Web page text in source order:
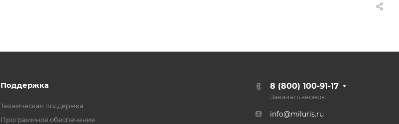
Поддержка
Техническая поддержка
Программное обеспечение
8 (800) 100-91-17
Заказать звонок
info@miluris.ru